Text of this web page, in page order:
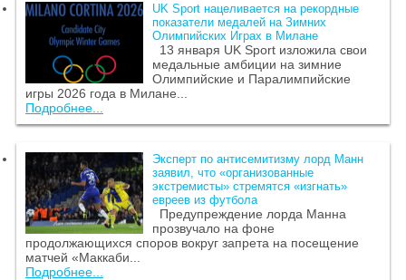
UK Sport нацеливается на рекордные
показатели медалей на Зимних
Олимпийских Играх в Милане
13 января UK Sport изложила свои
медальные амбиции на зимние
Олимпийские и Паралимпийские
игры 2026 года в Милане...
Подробнее...
Эксперт по антисемитизму лорд Манн
заявил, что «организованные
экстремисты» стремятся «изгнать»
евреев из футбола
Предупреждение лорда Манна
прозвучало на фоне
продолжающихся споров вокруг запрета на посещение
матчей «Маккаби...
Подробнее...